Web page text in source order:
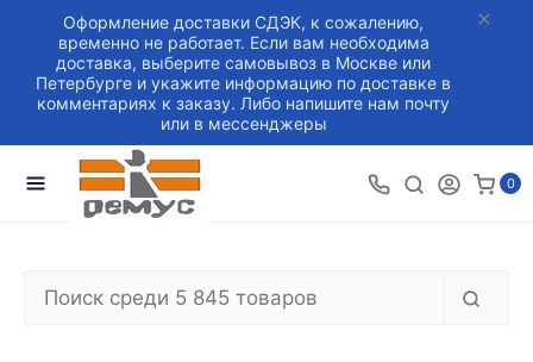
Оформление доставки СДЭК, к сожалению,
временно не работает. Если вам необходима
доставка, выберите самовывоз в Москве или
Петербурге и укажите информацию по доставке в
комментариях к заказу. Либо напишите нам почту
или в мессенджеры
0